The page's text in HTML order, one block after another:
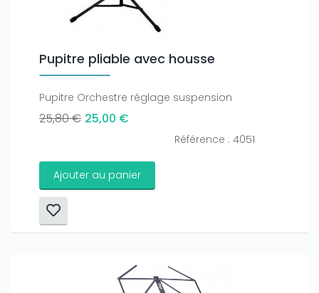
Pupitre pliable avec housse
Pupitre Orchestre réglage suspension
25,80 € 25,00 €
Référence : 4051
Ajouter au panier